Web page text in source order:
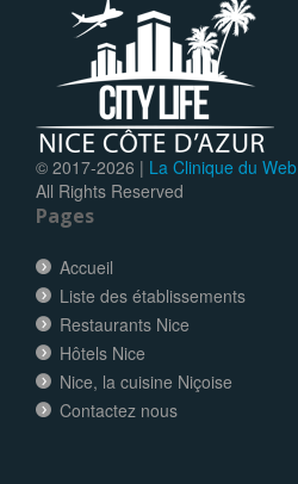
© 2017-2026 | La Clinique du Web
All Rights Reserved
Pages
Accueil
Liste des établissements
Restaurants Nice
Hôtels Nice
Nice, la cuisine Niçoise
Contactez nous